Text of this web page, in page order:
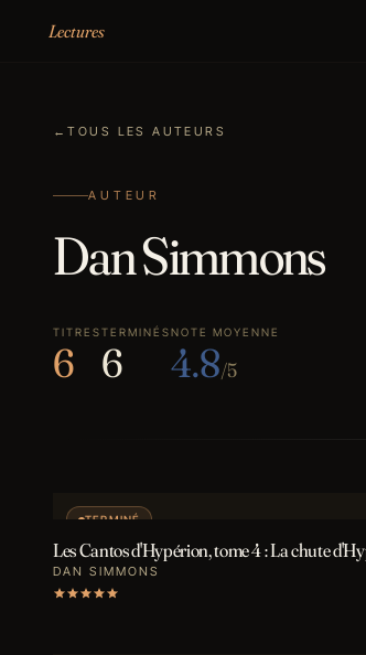
Lectures
←TOUS LES AUTEURS
AUTEUR
Dan Simmons
TITRES
6
TERMINÉS
6
NOTE MOYENNE
4.8/5
TERMINÉ
Les Cantos d'Hypérion, tome 4 : La chute
DAN SIMMONS